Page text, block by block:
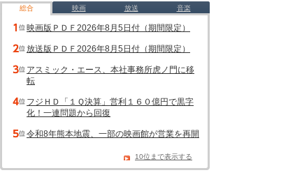
総合 映画 放送 音楽
映画版ＰＤＦ2026年8月5日付（期間限定）
放送版ＰＤＦ2026年8月5日付（期間限定）
アスミック・エース、本社事務所虎ノ門に移
転
フジＨＤ「１Ｑ決算」営利１６０億円で黒字
化！一連問題から回復
令和8年熊本地震、一部の映画館が営業を再開
10位まで表示する